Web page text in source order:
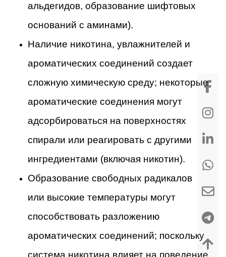
альдегидов, образование шифтовых
оснований с аминами).
Наличие никотина, увлажнителей и
ароматических соединений создает
сложную химическую среду; некоторые
ароматические соединения могут
адсорбироваться на поверхностях
спирали или реагировать с другими
ингредиентами (включая никотин).
Образование свободных радикалов
или высокие температуры могут
способствовать разложению
ароматических соединений; поскольку